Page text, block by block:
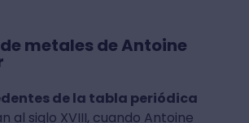
metales de Antoine
de la tabla periódica
al siglo XVIII, cuando Antoine